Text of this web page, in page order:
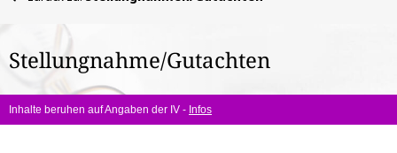
befinden
hier:
Stellungnahme/Gutachten
Inhalte beruhen auf Angaben der IV - Infos